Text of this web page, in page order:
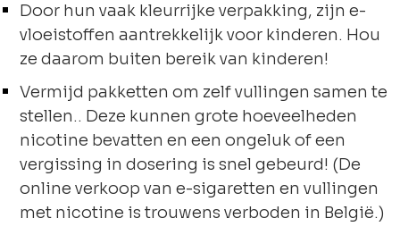
Door hun vaak kleurrijke verpakking, zijn e-
vloeistoffen aantrekkelijk voor kinderen. Hou
ze daarom buiten bereik van kinderen!
Vermijd pakketten om zelf vullingen samen te
stellen.. Deze kunnen grote hoeveelheden
nicotine bevatten en een ongeluk of een
vergissing in dosering is snel gebeurd! (De
online verkoop van e-sigaretten en vullingen
met nicotine is trouwens verboden in België.)